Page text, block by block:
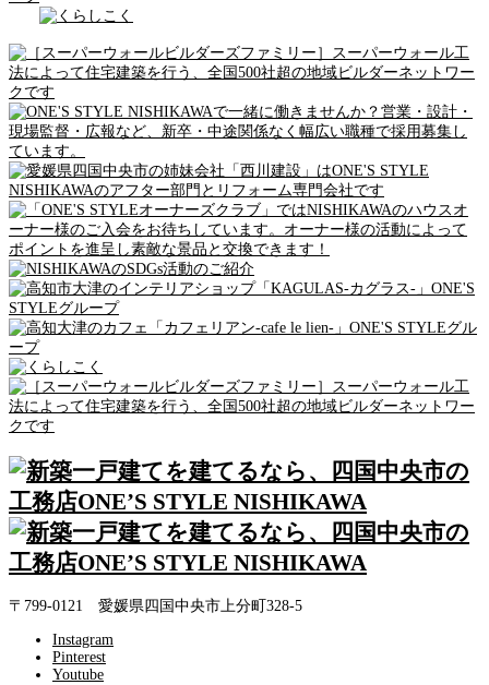
〒799-0121 愛媛県四国中央市上分町328-5
Instagram
Pinterest
Youtube